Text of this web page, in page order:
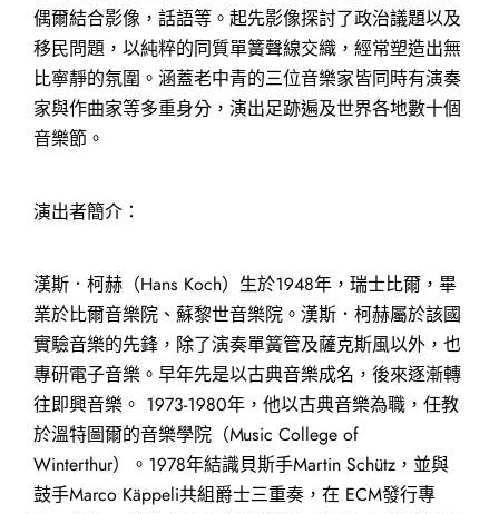
偶爾結合影像，話語等。起先影像探討了政治議題以及
移民問題，以純粹的同質單簧聲線交織，經常塑造出無
比寧靜的氛圍。涵蓋老中青的三位音樂家皆同時有演奏
家與作曲家等多重身分，演出足跡遍及世界各地數十個
音樂節。
演出者簡介：
漢斯．柯赫（Hans Koch）生於1948年，瑞士比爾，畢
業於比爾音樂院、蘇黎世音樂院。漢斯．柯赫屬於該國
實驗音樂的先鋒，除了演奏單簧管及薩克斯風以外，也
專研電子音樂。早年先是以古典音樂成名，後來逐漸轉
往即興音樂。 1973-1980年，他以古典音樂為職，任教
於溫特圖爾的音樂學院（Music College of
Winterthur）。1978年結識貝斯手Martin Schütz，並與
鼓手Marco Käppeli共組爵士三重奏，在 ECM發行專